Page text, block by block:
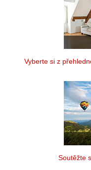
Vyberte si z
Soutěžte